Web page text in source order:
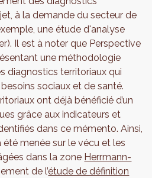
à la demande du secteur de
une étude d'analyse
Il est à noter que Perspective
une méthodologie
diagnostics territoriaux qui
sociaux et de santé.
ont déjà bénéficié d’un
grâce aux indicateurs et
dans ce mémento. Ainsi,
menée sur le vécu et les
dans la zone Herrmann-
de l’étude de définition